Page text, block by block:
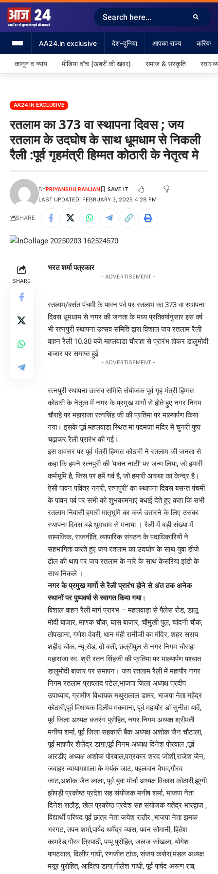
AA24.in exclusive देश–दुनिया आपका राज्य करियर
कानून व न्याय मीडिया वॉच (खबरों की खबर) समाज & संस्कृति
AA24.IN EXCLUSIVE
रतलाम का 373 वा स्थापना दिवस ; जय
रतलाम के उदघोष के साथ धूमधाम से निकली
रैली :पूर्व गृहमंत्री हिम्मत कोठारी के नेतृत्व मे
LAST UPDATED: FEBRUARY 3, 2025 4:28 PM
BYPRIYANSHU RANJAN
SHARE
SHARE
भरत शर्मा पत्रकार
- ADVERTISEMENT -
रतलाम/बसंत पंचमी के पावन पर्व पर रतलाम का 373 वा स्थापना
दिवस धूमधाम से नगर की जनता के मध्य प्रतिवर्षानुसार इस वर्ष
भी रत्नपुरी स्थापना उत्सव समिति द्वारा विशाल जय रतलाम रैली
वाहन रैली 10.30 बजे महलवाडा चौराहा से प्रारंभ होकर डालुमोदी
बाजार पर समाप्त हुई
- ADVERTISEMENT -
रत्नपुरी स्थापना उत्सव समिति संयोजक पूर्व गृह मंत्री हिम्मत
कोठारी के नेतृत्व में नगर के प्रमुख मार्गो से होते हुए नगर निगम
चौराहे पर महाराजा रत्नसिंह जी की प्रतिमा पर माल्यार्पण किया
गया। इसके पूर्व महलवाडा स्थित मां पदमजा मंदिर में चुनरी पुष्प
चढ़ाकर रैली प्रारंभ की गई।
इस अवसर पर पूर्व मंत्री हिम्मत कोठारी ने रतलाम की जनता से
कहा कि हमने रत्नपुरी की ‘पावन नाटी’ पर जन्म लिया, जो हमारी
कर्मभूमि है, जिस पर हमें गर्व है, जो हमारी आस्था का केन्द्र है।
ऐसी पावन पवित्र नगरी, रत्नपुरी’ का स्थापना दिवस बसन्त पंचमी
के पावन पर्व पर सभी को शुभकामनाएं बधाई देते हुए कहा कि सभी
रतलाम निवासी हमारी मातृभूमि का कर्ज उतारने के लिए उसका
स्थापना दिवस बड़े धूमधाम से मनाया । रैली में बड़ी संख्या में
सामाजिक, राजनीति, व्यापारिक संगठन के पदाधिकारियों ने
सहभागिता करते हुए जय रतलाम का उदघोष के साथ युवा डीजे
ढोल की थाप पर जय रतलाम के नारे के साथ केसरिया झंडो के
साथ निकले ।
नगर के प्रमुख मार्गो से रैली प्रारंभ होने से अंत तक अनेक
स्थानों पर पुष्पवर्षा से स्वागत किया गया।
विशाल वाहन रैली मार्ग प्रारंभ – महलवाड़ा से पैलेस रोड, डालू
मोदी बाजार, माणक चौक, घास बाजार, चौमुखी पुल, चांदनी चौक,
तोपखाना, गणेश देवरी, धान मंही रानीजी का मंदिर, शहर सराय
शहीद चौक, न्यू रोड़, दो बत्ती, छत्रीपुल से नगर निगम चौराहा
महाराजा स्व. श्री रतन सिंहजी की प्रतिमा पर माल्यार्पण पश्चात
डालुमोदी बाजार पर समापन। जय रतलाम रैली में महापौर नगर
निगम रतलाम प्रहलाद पटेल,भाजपा जिला अध्यक्ष प्रदीप
उपाध्याय, ग्रामीण विधायक मथुरालाल डामर, भाजपा नेता महेंद्र
कोठारी,पूर्व विधायक दिलीप मकवाना, पूर्व महापौर डॉ सुनीता यादें,
पूर्व जिला अध्यक्ष बजरंग पुरोहित, नगर निगम अध्यक्ष श्रीमती
मनीषा शर्मा, पूर्व जिला सहकारी बैंक अध्यक्ष अशोक जैन चौटाला,
पूर्व महापौर शैलेंद्र डागा,पूर्व निगम अध्यक्ष दिनेश पोरवाल ,पूर्व
आरडीए अध्यक्ष अशोक पोरवाल,पत्रकार शरद जोशी,राजेश जैन,
जवाहर व्यायामशाला के मयंक जाट, पहलवान वैभव,गौरव
जाट,अशोक जैन लाला, पूर्व युवा मोर्चा अध्यक्ष विकास कोठारी,झुग्गी
झोपड़ी प्रकोष्ठ प्रदेश सह संयोजक मनीष शर्मा, भाजपा नेता
दिनेश राठौड़, खेल प्रकोष्ठ प्रदेश सह संयोजक यतेंद्र भारद्वाज ,
विद्यार्थी परिषद पूर्व छात्र नेता जयेश राठौर ,भाजपा नेता झमक
भरगट, तपन शर्मा,पार्षद धर्मेंद्र व्यास, पवन सोमानी, हितेश
कामरेड,गौरव त्रिपाठी, पप्पू पुरोहित, जलज सांखला, योगेश
पापटवाल, दिलीप गांधी, रणजीत टांक, संजय कसेरा,मंडल अध्यक्ष
मयूर पुरोहित, आदित्य डागा,नीलेश गांधी, पूर्व पार्षद अरूण राव,